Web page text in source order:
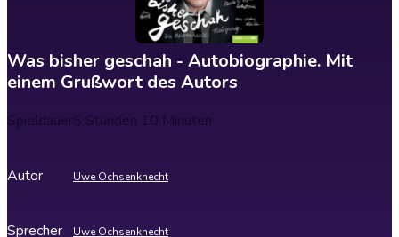
Was bisher geschah - Autobiographie. Mit
einem Grußwort des Autors
Spieldauer5 Stunden 10 Minuten
Autor Uwe Ochsenknecht
Sprecher Uwe Ochsenknecht